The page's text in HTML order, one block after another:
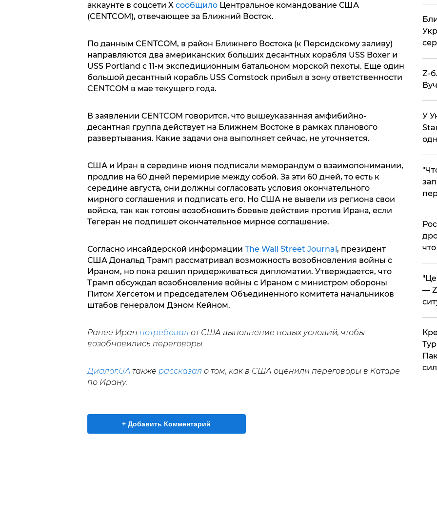
аккаунте в соцсети X сообщилоЦентральное командование США
(CENTCOM), отвечающее за Ближний Восток.
По данным CENTCOM, в район Ближнего Востока (к Персидскому заливу)
направляются два американских больших десантных корабля USS Boxer и
USS Portland с 11-м экспедиционным батальоном морской пехоты. Еще один
большой десантный корабль USS Comstock прибыл в зону ответственности
CENTCOM в мае текущего года.
В заявлении CENTCOM говорится, что вышеуказанная амфибийно-
десантная группа действует на Ближнем Востоке в рамках планового
развертывания. Какие задачи она выполняет сейчас, не уточняется.
США и Иран в середине июня подписали меморандум о взаимопонимании,
продлив на 60 дней перемирие между собой. За эти 60 дней, то есть к
середине августа, они должны согласовать условия окончательного
мирного соглашения и подписать его. Но США не вывели из региона свои
войска, так как готовы возобновить боевые действия против Ирана, если
Тегеран не подпишет окончательное мирное соглашение.
Согласно инсайдерской информации The Wall Street Journal , президент
США Дональд Трамп рассматривал возможность возобновления войны с
Ираном, но пока решил придерживаться дипломатии. Утверждается, что
Трамп обсуждал возобновление войны с Ираном с министром обороны
Питом Хегсетом и председателем Объединенного комитета начальников
штабов генералом Дэном Кейном.
Ранее Иран потребовал от США выполнение новых условий, чтобы
возобновились переговоры.
Диалог.UAтакже рассказал о том, как в США оценили переговоры в Катаре
по Ирану.
+ Добавить Комментарий
Z-
У
—